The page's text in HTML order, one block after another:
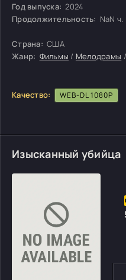
Год выпуска: 2024
Продолжительность: NaN
Страна: США
Жанр: Фильмы / Мелодрамы
Качество: WEB-DL 1080P
Изысканный убийца